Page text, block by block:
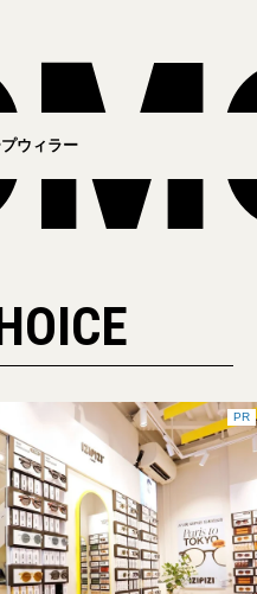
ウィラー
PR